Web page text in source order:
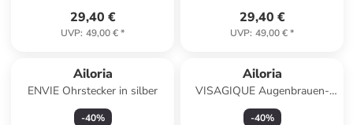
29,40 €
UVP: 49,00 €*
29,40 €
UVP: 49,00 €*
Ailoria
ENVIE Ohrstecker in silber
-40%
Ailoria
VISAGIQUE Augenbrauen-
und Gesichtspflege-Set in lila
-40%